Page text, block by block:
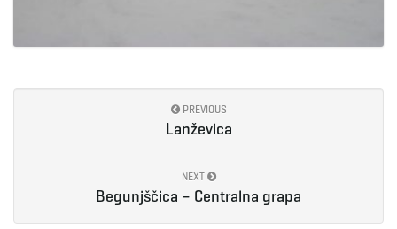
PREVIOUS
Lanževica
NEXT
Begunjščica – Centralna grapa